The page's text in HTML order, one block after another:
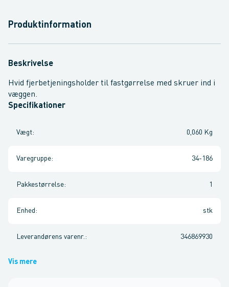
Produktinformation
Beskrivelse
Hvid fjerbetjeningsholder til fastgørrelse med skruer ind i
væggen.
Specifikationer
Vægt: 0,060 Kg
Varegruppe: 34-186
Pakkestørrelse: 1
Enhed : stk
Leverandørens varenr. : 346869930
Vis mere